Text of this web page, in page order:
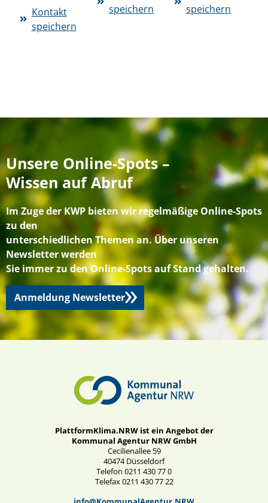
Kontakt
speichern
speichern
speichern
Unsere Online-Spots –
Wissen auf Abruf
Im Zuge der KWP bieten wir regelmäßige Online-Spots
zu den
unterschiedlichen Themen an. Über unseren
Newsletter werden
Sie immer zu den Online-Spots auf Stand gehalten.
Anmeldung Newsletter
PlattformKlima.NRW ist ein Angebot der
Kommunal Agentur NRW GmbH
Cecilienallee 59
40474 Düsseldorf
Telefon 0211 430 77 0
Telefax 0211 430 77 22